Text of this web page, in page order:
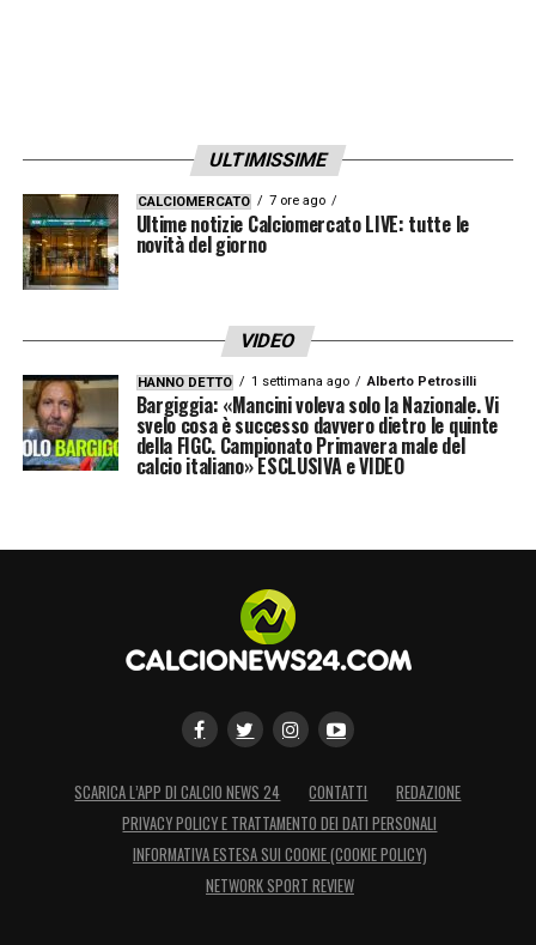
ULTIMISSIME
CALCIOMERCATO 7 ore ago
Ultime notizie Calciomercato LIVE: tutte le
novità del giorno
VIDEO
HANNO DETTO 1 settimana ago Alberto Petrosilli
Bargiggia: «Mancini voleva solo la Nazionale. Vi
svelo cosa è successo davvero dietro le quinte
della FIGC. Campionato Primavera male del
calcio italiano» ESCLUSIVA e VIDEO
SCARICA L’APP DI CALCIO NEWS 24 CONTATTI
REDAZIONE
PRIVACY POLICY E TRATTAMENTO DEI DATI PERSONALI
INFORMATIVA ESTESA SUI COOKIE (COOKIE POLICY)
NETWORK SPORT REVIEW